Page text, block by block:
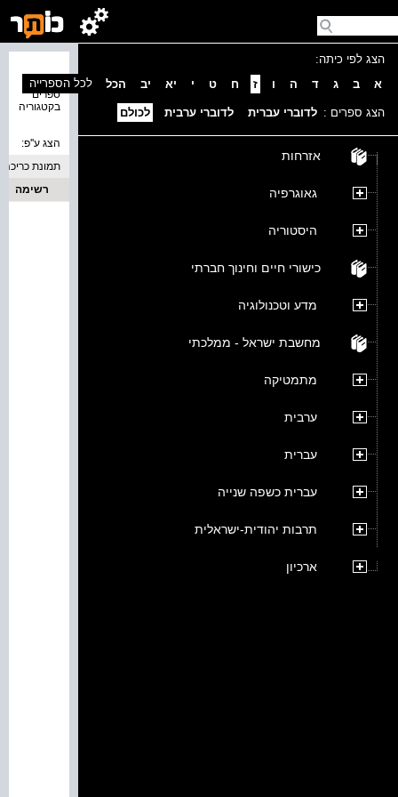
הצג לפי כיתה:
א
ב ג ד ה ו ז ח ט י יא יב הכל
הצג ספרים : לדוברי עברית לדוברי ערבית לכולם
אזרחות
גאוגרפיה
היסטוריה
כישורי חיים וחינוך חברתי
מדע וטכנולוגיה
מחשבת ישראל - ממלכתי
מתמטיקה
ערבית
עברית
עברית כשפה שנייה
תרבות יהודית-ישראלית
ארכיון
ספרים
בקטגוריה
לכל הספרייה
הצג ע''פ:
תמונת כריכה
רשימה